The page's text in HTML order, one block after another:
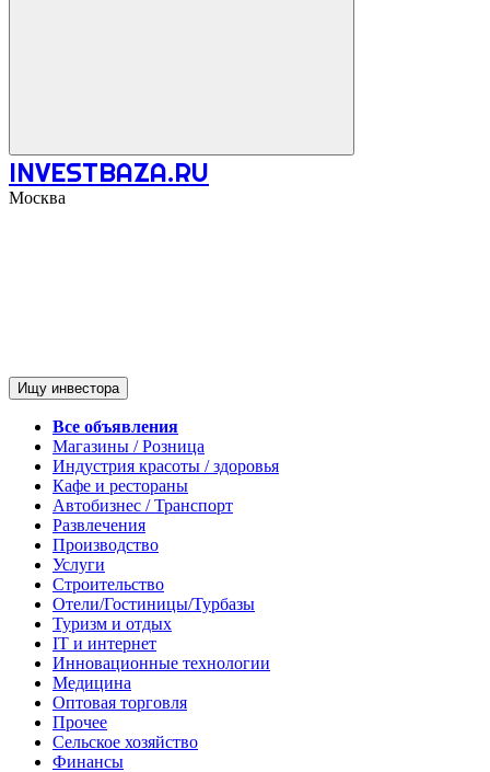
INVESTBAZA.RU
Москва
Ищу инвестора
Все объявления
Магазины / Розница
Индустрия красоты / здоровья
Кафе и рестораны
Автобизнес / Транспорт
Развлечения
Производство
Услуги
Строительство
Отели/Гостиницы/Турбазы
Туризм и отдых
IT и интернет
Инновационные технологии
Медицина
Оптовая торговля
Прочее
Сельское хозяйство
Финансы